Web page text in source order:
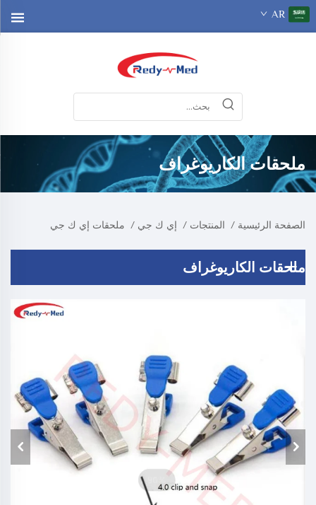
AR
ملحقات الكاريوغراف
الصفحة الرئيسية / المنتجات / إي ك جي / ملحقات إي ك جي
ملحقات الكاريوغراف